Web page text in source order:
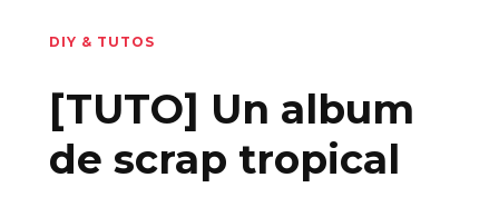
DIY & TUTOS
[TUTO] Un album
de scrap tropical